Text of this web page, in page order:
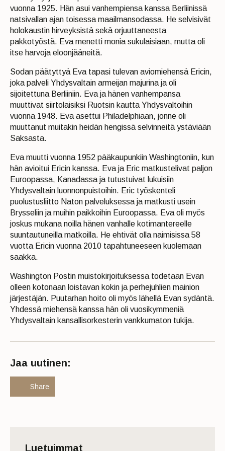
vuonna 1925. Hän asui vanhempiensa kanssa Berliinissä
natsivallan ajan toisessa maailmansodassa. He selvisivät
holokaustin hirveyksistä sekä orjuuttaneesta
pakkotyöstä. Eva menetti monia sukulaisiaan, mutta oli
itse harvoja eloonjääneitä.
Sodan päätyttyä Eva tapasi tulevan aviomiehensä Ericin,
joka palveli Yhdysvaltain armeijan majurina ja oli
sijoitettuna Berliiniin. Eva ja hänen vanhempansa
muuttivat siirtolaisiksi Ruotsin kautta Yhdysvaltoihin
vuonna 1948. Eva asettui Philadelphiaan, jonne oli
muuttanut muitakin heidän hengissä selvinneitä ystäviään
Saksasta.
Eva muutti vuonna 1952 pääkaupunkiin Washingtoniin, kun
hän avioitui Ericin kanssa. Eva ja Eric matkustelivat paljon
Euroopassa, Kanadassa ja tutustuivat lukuisiin
Yhdysvaltain luonnonpuistoihin. Eric työskenteli
puolustusliitto Naton palveluksessa ja matkusti usein
Brysseliin ja muihin paikkoihin Euroopassa. Eva oli myös
joskus mukana noilla hänen vanhalle kotimantereelle
suuntautuneilla matkoilla. He ehtivät olla naimisissa 58
vuotta Ericin vuonna 2010 tapahtuneeseen kuolemaan
saakka.
Washington Postin muistokirjoituksessa todetaan Evan
olleen kotonaan loistavan kokin ja perhejuhlien mainion
järjestäjän. Puutarhan hoito oli myös lähellä Evan sydäntä.
Yhdessä miehensä kanssa hän oli vuosikymmeniä
Yhdysvaltain kansallisorkesterin vankkumaton tukija.
Jaa uutinen:
Share
Luetuimmat